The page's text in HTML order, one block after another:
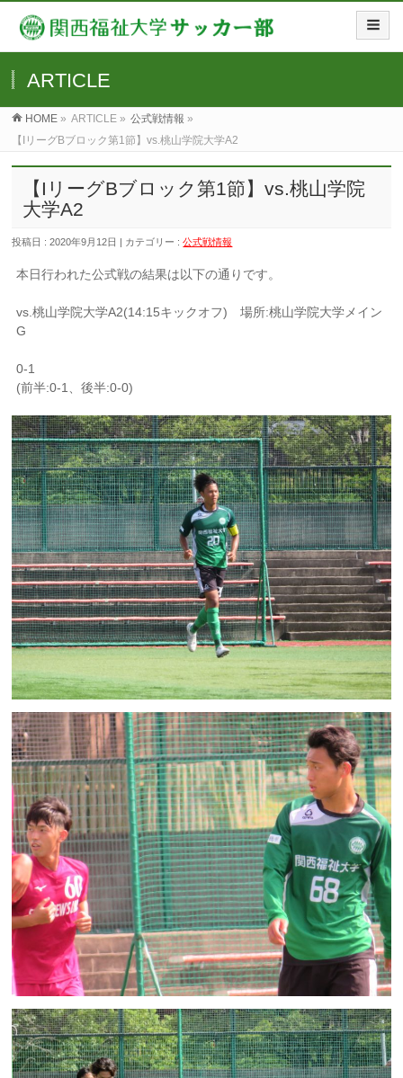
ARTICLE
HOME » ARTICLE » 公式戦情報 »
【IリーグBブロック第1節】vs.桃山学院大学A2
【IリーグBブロック第1節】vs.桃山学院
大学A2
投稿日 : 2020年9月12日 | カテゴリー :公式戦情報
本日行われた公式戦の結果は以下の通りです。
vs.桃山学院大学A2(14:15キックオフ) 場所:桃山学院大学メイン
G
0-1
(前半:0-1、後半:0-0)